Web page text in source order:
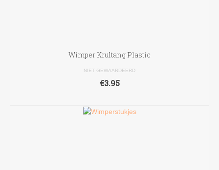
Wimper Krultang Plastic
NIET GEWAARDEERD
€3.95